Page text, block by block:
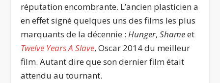
réputation encombrante. L’ancien plasticien a
en effet signé quelques uns des films les plus
marquants de la décennie : Hunger,Shameet
Twelve Years A Slave, Oscar 2014 du meilleur
film. Autant dire que son dernier film était
attendu au tournant.